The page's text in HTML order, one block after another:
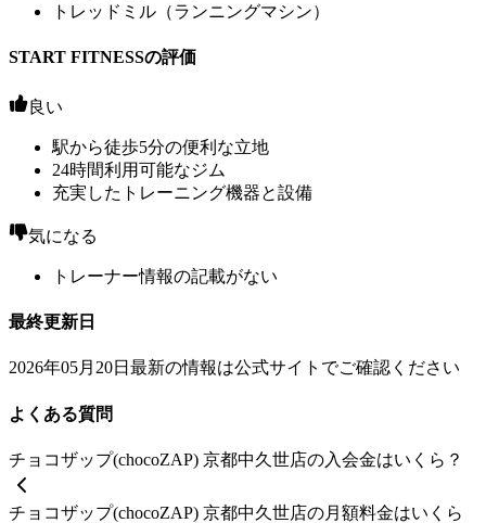
トレッドミル（ランニングマシン）
START FITNESSの評価
良い
駅から徒歩5分の便利な立地
24時間利用可能なジム
充実したトレーニング機器と設備
気になる
トレーナー情報の記載がない
最終更新日
2026年05月20日 最新の情報は公式サイトでご確認ください
よくある質問
チョコザップ(chocoZAP) 京都中久世店の入会金はいくら？
チョコザップ(chocoZAP) 京都中久世店の月額料金はいくら